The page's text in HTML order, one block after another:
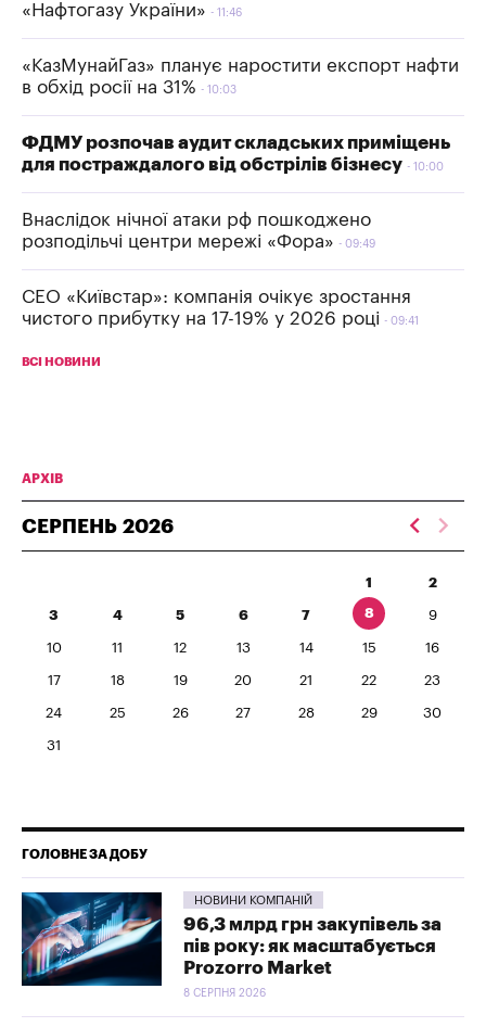
«Нафтогазу України»
11:46
«КазМунайГаз» планує наростити експорт нафти
в обхід росії на 31%
10:03
ФДМУ розпочав аудит складських приміщень
для постраждалого від обстрілів бізнесу
10:00
Внаслідок нічної атаки рф пошкоджено
розподільчі центри мережі «Фора»
09:49
СЕО «Київстар»: компанія очікує зростання
чистого прибутку на 17-19% у 2026 році
09:41
ВСІ НОВИНИ
АРХІВ
СЕРПЕНЬ 2026
1 2
3 4 5 6 7 8 9
10 11 12 13 14 15 16
17 18 19 20 21 22 23
24 25 26 27 28 29 30
31
ГОЛОВНЕ ЗА ДОБУ
НОВИНИ КОМПАНІЙ
96,3 млрд грн закупівель за
пів року: як масштабується
Prozorro Market
8 СЕРПНЯ 2026